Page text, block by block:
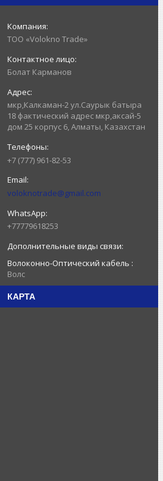
ТОО «Volokno Trade»
Болат Карманов
мкр,Калкаман-2 ул.Саурык батыра
18 фактический адрес мкр,аксай-5
дом 25 корпус 6, Алматы, Казахстан
+7 (777) 961-82-53
voloknotrade@gmail.com
+77779618253
Волоконно-Оптический кабель
Волс
КАРТА